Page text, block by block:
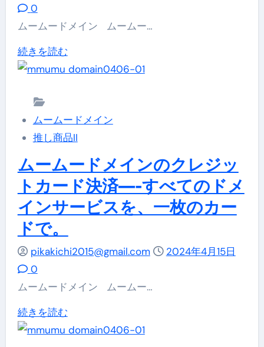
—–
つ
ど
こ
も
簡
単
に
つ
て
詳
し
の
支
払
安
心・
確
実
に
サ
ー
ビ
料
を
支
0
ムームードメイン ムームー…
続きを読むム
ー
ド
メ
ン
サ
ー
ス
お
い
ぽ！
ムームードメイン
推し商品II
ムームードメインのクレジッ
トカード決済—-すべてのドメ
インサービスを、一枚のカー
ドで。
pikakichi2015@gmail.com
2024年4月15日
0
ムームードメイン ムームー…
続きを読むム
ー